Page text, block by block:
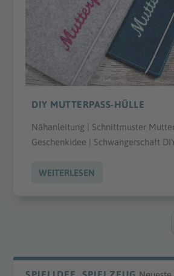
DIY MUTTERPASS-HÜLLE
Nähanleitung | Schnittmuster
Geschenkidee | Schwangerschaft
WEITERLESEN